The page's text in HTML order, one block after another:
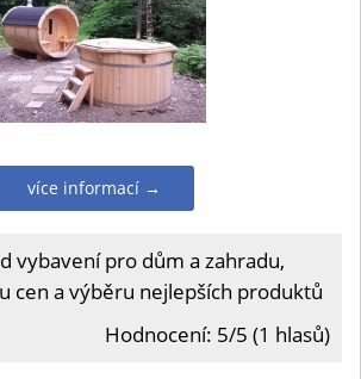
více informací →
vybavení pro dům a zahradu,
cen a výběru nejlepších produktů
Hodnocení: 5/5 (1 hlasů)